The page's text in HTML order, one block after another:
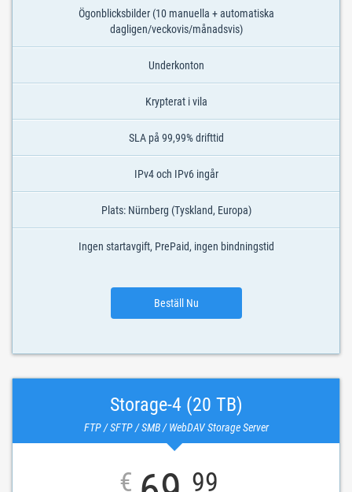
Ögonblicksbilder (10 manuella + automatiska
dagligen/veckovis/månadsvis)
Underkonton
Krypterat i vila
SLA på 99,99% drifttid
IPv4 och IPv6 ingår
Plats: Nürnberg (Tyskland, Europa)
Ingen startavgift, PrePaid, ingen bindningstid
Beställ Nu
Storage-4 (20 TB)
FTP / SFTP / SMB / WebDAV Storage Server
€ 99